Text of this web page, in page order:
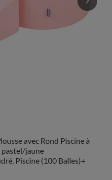
avec Rond Piscine à
pastel/jaune
Piscine (100 Balles)+